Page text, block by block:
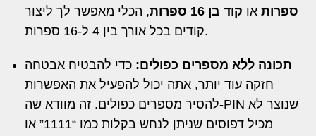
ספרות או קוד בן 16 ספרות
, הכלי מאפשר לך ליצור
קודים בכל אורך בין 4 ל-16 ספרות.
תכונה ללא מספרים כפולים: כדי להבטיח אבטחה
חזקה עוד יותר, אתה יכול להפעיל את האפשרות
להסיר מספרים כפולים. זה מוודא שה-PIN שנוצר לא
מכיל דפוסים שניתן לנחש בקלות כמו “1111” או